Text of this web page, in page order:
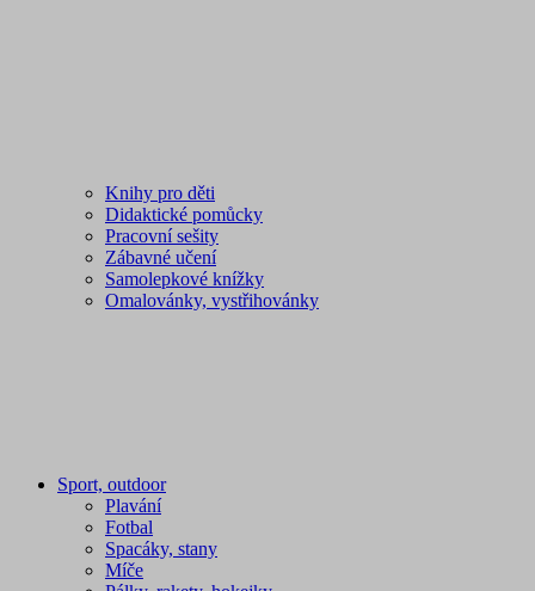
Knihy pro děti
Didaktické pomůcky
Pracovní sešity
Zábavné učení
Samolepkové knížky
Omalovánky, vystřihovánky
Sport, outdoor
Plavání
Fotbal
Spacáky, stany
Míče